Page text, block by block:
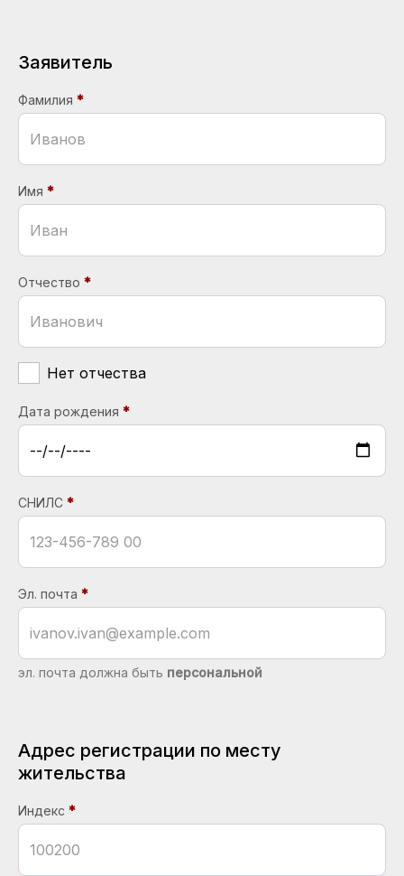
Заявитель
Фамилия
Имя
Отчество
Нет отчества
Дата рождения
СНИЛС
Эл. почта
эл. почта должна быть персональной
Адрес регистрации по месту
жительства
Индекс